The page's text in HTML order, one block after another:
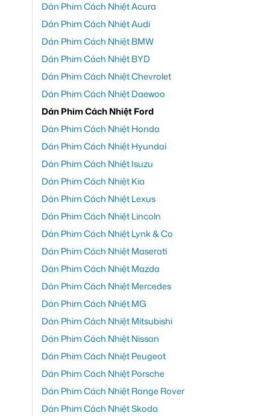
Dán Phim Cách Nhiệt Acura
Dán Phim Cách Nhiệt Audi
Dán Phim Cách Nhiệt BMW
Dán Phim Cách Nhiệt BYD
Dán Phim Cách Nhiệt Chevrolet
Dán Phim Cách Nhiệt Daewoo
Dán Phim Cách Nhiệt Ford
Dán Phim Cách Nhiệt Honda
Dán Phim Cách Nhiệt Hyundai
Dán Phim Cách Nhiệt Isuzu
Dán Phim Cách Nhiệt Kia
Dán Phim Cách Nhiệt Lexus
Dán Phim Cách Nhiệt Lincoln
Dán Phim Cách Nhiệt Lynk & Co
Dán Phim Cách Nhiệt Maserati
Dán Phim Cách Nhiệt Mazda
Dán Phim Cách Nhiệt Mercedes
Dán Phim Cách Nhiệt MG
Dán Phim Cách Nhiệt Mitsubishi
Dán Phim Cách Nhiệt Nissan
Dán Phim Cách Nhiệt Peugeot
Dán Phim Cách Nhiệt Porsche
Dán Phim Cách Nhiệt Range Rover
Dán Phim Cách Nhiệt Skoda